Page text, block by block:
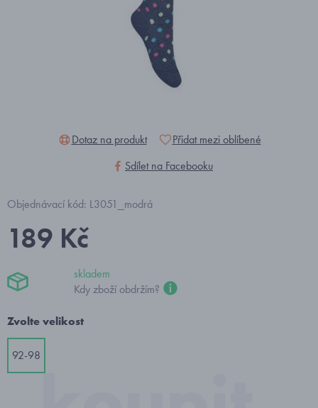
Dotaz na produkt
Přidat mezi oblíbené
Sdílet na Facebooku
Objednávací kód: L3051_modrá
189 Kč
skladem
Kdy zboží obdržím?
Zvolte velikost
92-98